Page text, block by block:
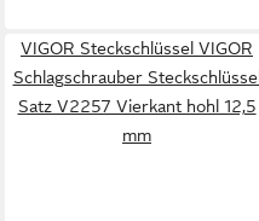
VIGOR Steckschlüssel VIGOR
Schlagschrauber Steckschlüssel
Satz V2257 Vierkant hohl 12,5
mm